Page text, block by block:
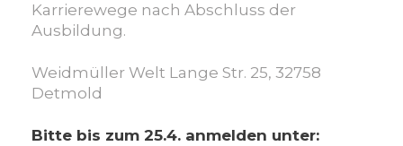
Karrierewege nach Abschluss der
Ausbildung.
Weidmüller Welt Lange Str. 25, 32758
Detmold
Bitte bis zum 25.4. anmelden unter: